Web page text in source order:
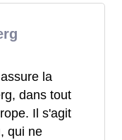
la
dans tout
Il s'agit
qui ne